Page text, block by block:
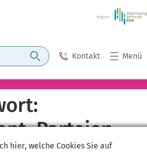
Kontakt Menü
Parteien,
hier, welche Cookies Sie auf